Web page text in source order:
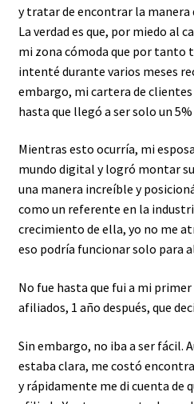
y tratar de encontrar la manera
La verdad es que, por miedo al
mi zona cómoda que por tanto
intenté durante varios meses
embargo, mi cartera de clientes
hasta que llegó a ser solo un
Mientras esto ocurría, mi
mundo digital y logró montar
una manera increíble y
como un referente en la
crecimiento de ella, yo no me
eso podría funcionar solo para
No fue hasta que fui a mi
afiliados, 1 año después, que
Sin embargo, no iba a ser fácil.
estaba clara, me costó
y rápidamente me di cuenta de